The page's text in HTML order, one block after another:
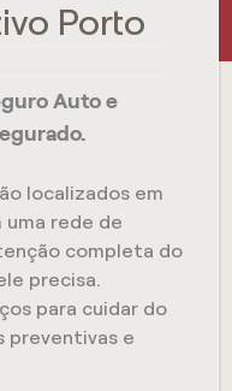
Porto
Auto e
localizados em
uma rede de
completa do
precisa.
para cuidar do
preventivas e